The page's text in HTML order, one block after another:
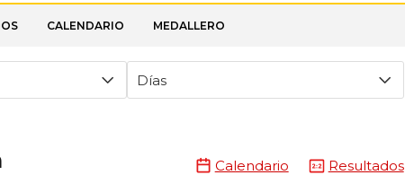
CALENDARIO MEDALLERO
Días
Calendario Resultados